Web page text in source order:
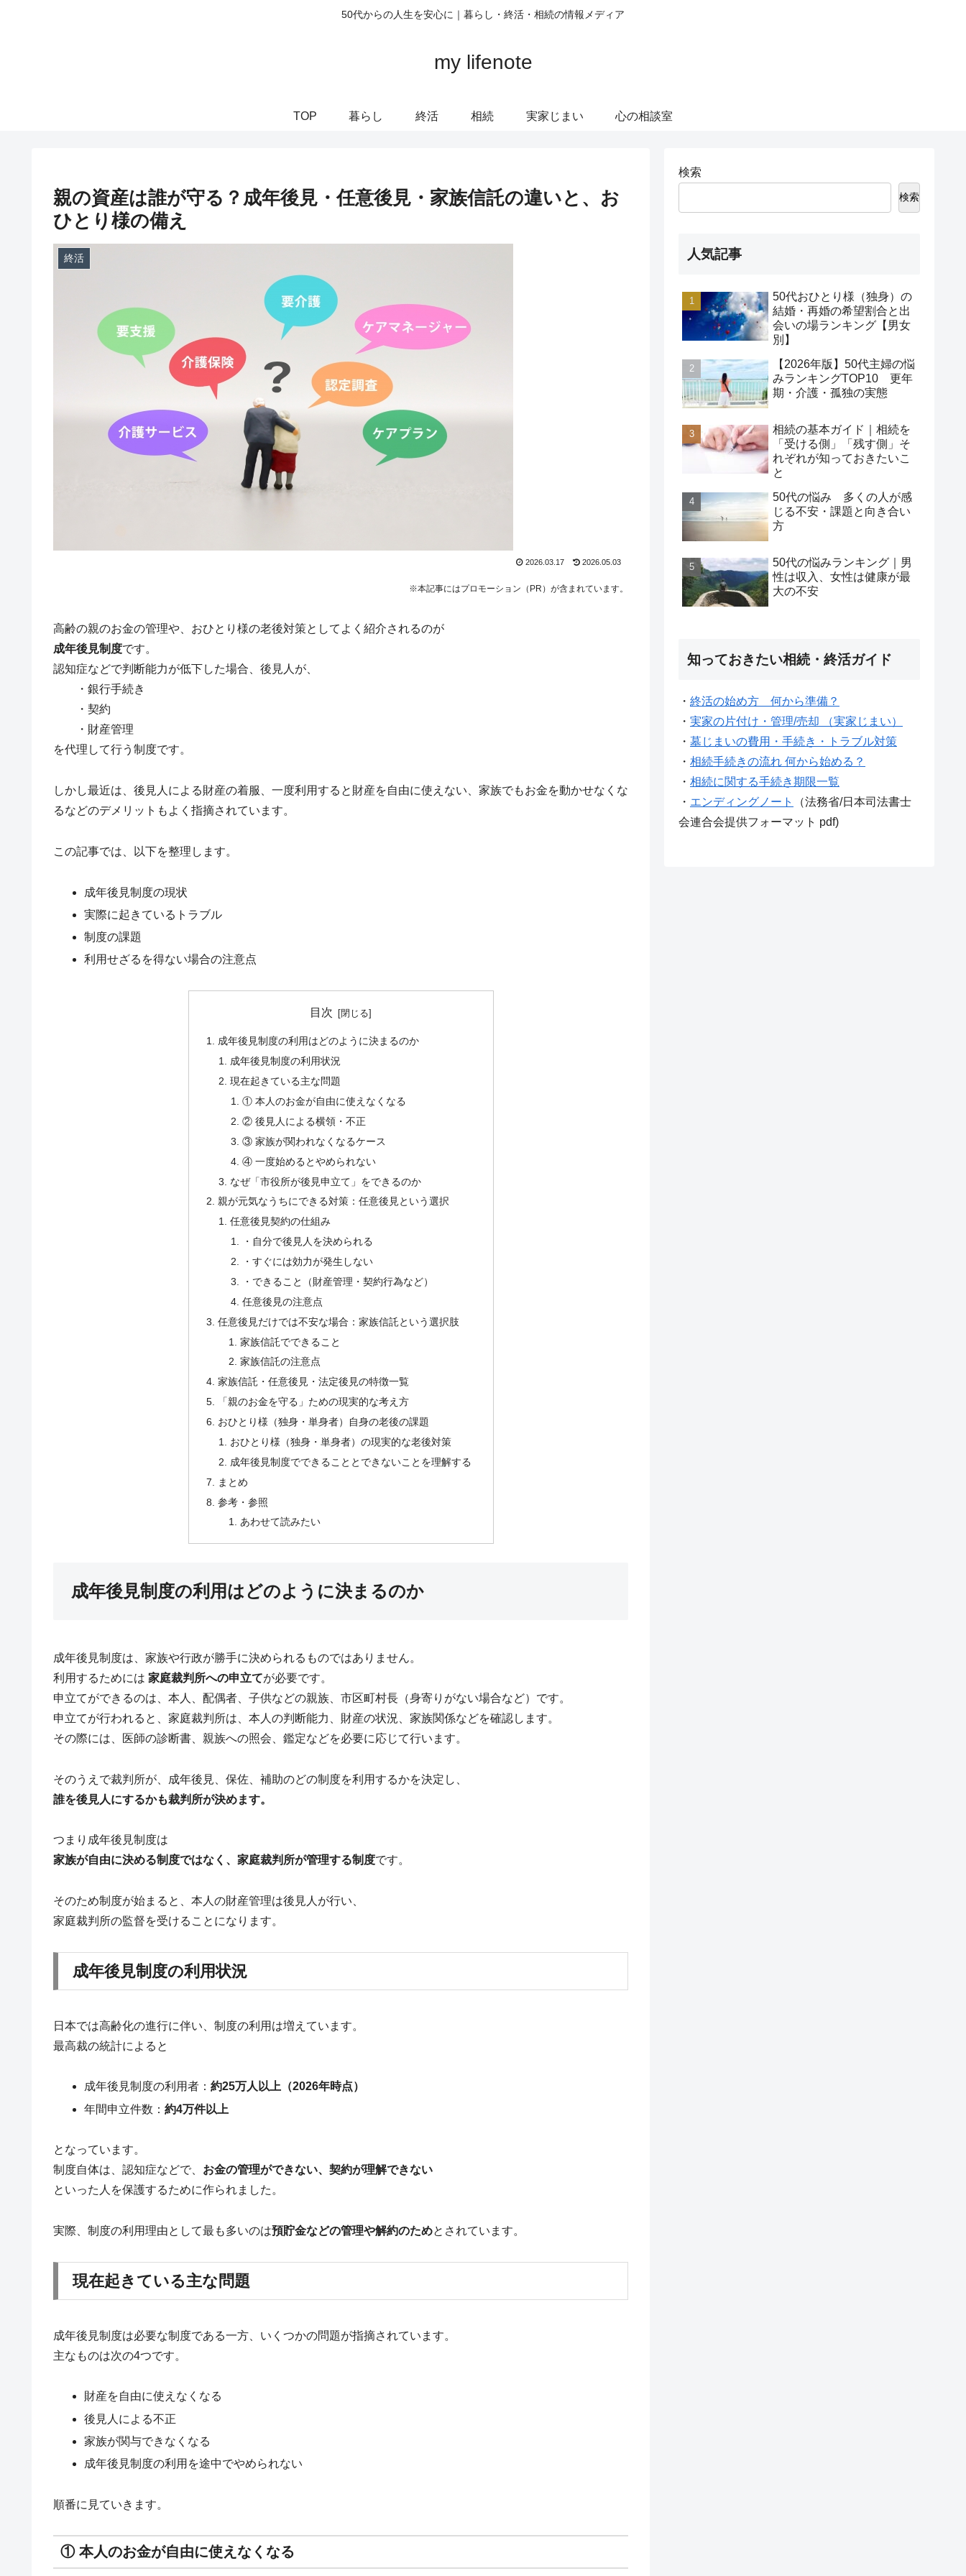
50代からの人生を安心に｜暮らし・終活・相続の情報メディア
my lifenote
TOP 暮らし 終活 相続 実家じまい 心の相談室
親の資産は誰が守る？成年後見・任意後見・家族信託の違いと、お
ひとり様の備え
終活
2026.03.17 2026.05.03
※本記事にはプロモーション（PR）が含まれています。
高齢の親のお金の管理や、おひとり様の老後対策としてよく紹介されるのが
成年後見制度です。
認知症などで判断能力が低下した場合、後見人が、
・銀行手続き
・契約
・財産管理
を代理して行う制度です。
しかし最近は、後見人による財産の着服、一度利用すると財産を自由に使えない、家族でもお金を動かせなくな
るなどのデメリットもよく指摘されています。
この記事では、以下を整理します。
成年後見制度の現状
実際に起きているトラブル
制度の課題
利用せざるを得ない場合の注意点
目次
成年後見制度の利用はどのように決まるのか
成年後見制度の利用状況
現在起きている主な問題
① 本人のお金が自由に使えなくなる
② 後見人による横領・不正
③ 家族が関われなくなるケース
④ 一度始めるとやめられない
なぜ「市役所が後見申立て」をできるのか
親が元気なうちにできる対策：任意後見という選択
任意後見契約の仕組み
・自分で後見人を決められる
・すぐには効力が発生しない
・できること（財産管理・契約行為など）
任意後見の注意点
任意後見だけでは不安な場合：家族信託という選択肢
家族信託でできること
家族信託の注意点
家族信託・任意後見・法定後見の特徴一覧
「親のお金を守る」ための現実的な考え方
おひとり様（独身・単身者）自身の老後の課題
おひとり様（独身・単身者）の現実的な老後対策
成年後見制度でできることとできないことを理解する
まとめ
参考・参照
あわせて読みたい
成年後見制度の利用はどのように決まるのか
成年後見制度は、家族や行政が勝手に決められるものではありません。
利用するためには 家庭裁判所への申立てが必要です。
申立てができるのは、本人、配偶者、子供などの親族、市区町村長（身寄りがない場合など）です。
申立てが行われると、家庭裁判所は、本人の判断能力、財産の状況、家族関係などを確認します。
その際には、医師の診断書、親族への照会、鑑定などを必要に応じて行います。
そのうえで裁判所が、成年後見、保佐、補助のどの制度を利用するかを決定し、
誰を後見人にするかも裁判所が決めます。
つまり成年後見制度は
家族が自由に決める制度ではなく、家庭裁判所が管理する制度です。
そのため制度が始まると、本人の財産管理は後見人が行い、
家庭裁判所の監督を受けることになります。
成年後見制度の利用状況
日本では高齢化の進行に伴い、制度の利用は増えています。
最高裁の統計によると
成年後見制度の利用者：約25万人以上（2026年時点）
年間申立件数：約4万件以上
となっています。
制度自体は、認知症などで、 お金の管理ができない、契約が理解できない
といった人を保護するために作られました。
実際、制度の利用理由として最も多いのは預貯金などの管理や解約のためとされています。
現在起きている主な問題
成年後見制度は必要な制度である一方、いくつかの問題が指摘されています。
主なものは次の4つです。
財産を自由に使えなくなる
後見人による不正
家族が関与できなくなる
成年後見制度の利用を途中でやめられない
順番に見ていきます。
① 本人のお金が自由に使えなくなる
検索
検索
人気記事
50代おひとり様（独身）の
結婚・再婚の希望割合と出
会いの場ランキング【男女
別】
【2026年版】50代主婦の悩
みランキングTOP10 更年
期・介護・孤独の実態
相続の基本ガイド｜相続を
「受ける側」「残す側」そ
れぞれが知っておきたいこ
と
50代の悩み 多くの人が感
じる不安・課題と向き合い
方
50代の悩みランキング｜男
性は収入、女性は健康が最
大の不安
知っておきたい相続・終活ガイド
・ 終活の始め方 何から準備？
・ 実家の片付け・管理/売却 （実家じまい）
・ 墓じまいの費用・手続き・トラブル対策
・ 相続手続きの流れ 何から始める？
・ 相続に関する手続き期限一覧
・ エンディングノート
（法務省/日本司法書士
会連合会提供フォーマット pdf)